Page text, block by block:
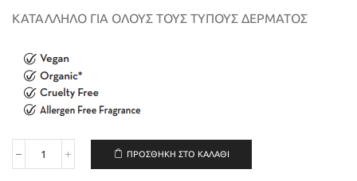
ΚΑΤΑΛΛΗΛΟ ΓΙΑ ΟΛΟΥΣ ΤΟΥΣ ΤΥΠΟΥΣ ΔΕΡΜΑΤΟΣ
Nature
ΠΡΟΣΘΉΚΗ ΣΤΟ ΚΑΛΆΘΙ